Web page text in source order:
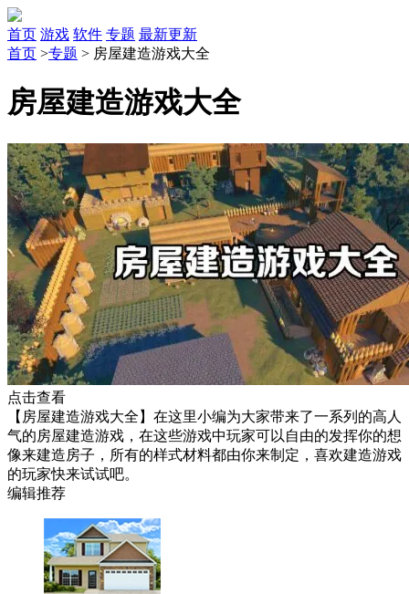
首页 游戏 软件 专题 最新更新
首页 >专题 > 房屋建造游戏大全
房屋建造游戏大全
点击查看
【房屋建造游戏大全】在这里小编为大家带来了一系列的高人
气的房屋建造游戏，在这些游戏中玩家可以自由的发挥你的想
像来建造房子，所有的样式材料都由你来制定，喜欢建造游戏
的玩家快来试试吧。
编辑推荐